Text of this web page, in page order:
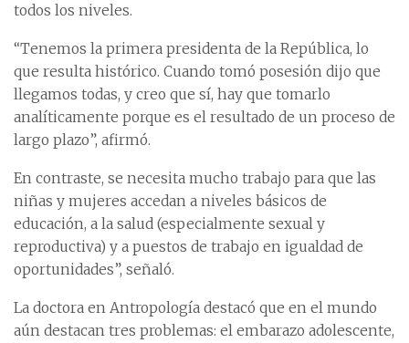
todos los niveles.
“Tenemos la primera presidenta de la República, lo
que resulta histórico. Cuando tomó posesión dijo que
llegamos todas, y creo que sí, hay que tomarlo
analíticamente porque es el resultado de un proceso de
largo plazo”, afirmó.
En contraste, se necesita mucho trabajo para que las
niñas y mujeres accedan a niveles básicos de
educación, a la salud (especialmente sexual y
reproductiva) y a puestos de trabajo en igualdad de
oportunidades”, señaló.
La doctora en Antropología destacó que en el mundo
aún destacan tres problemas: el embarazo adolescente,